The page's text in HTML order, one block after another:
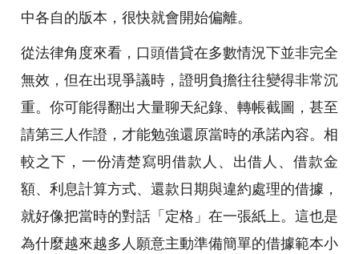
中各自的版本，很快就會開始偏離。
從法律角度來看，口頭借貸在多數情況下並非完全
無效，但在出現爭議時，證明負擔往往變得非常沉
重。你可能得翻出大量聊天紀錄、轉帳截圖，甚至
請第三人作證，才能勉強還原當時的承諾內容。相
較之下，一份清楚寫明借款人、出借人、借款金
額、利息計算方式、還款日期與違約處理的借據，
就好像把當時的對話「定格」在一張紙上。這也是
為什麼越來越多人願意主動準備簡單的借據範本小